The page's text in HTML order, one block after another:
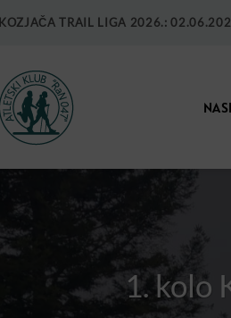
KOZJAČA TRAIL LIGA 2026.:
1. kolo